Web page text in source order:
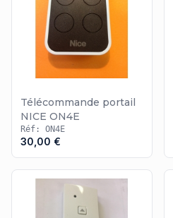
Télécommande portail
NICE ON4E
Réf: ON4E
30,00 €